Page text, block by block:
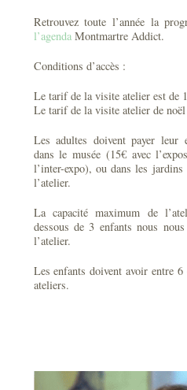
Retrouvez toute l’année la
l’agendaMontmartre Addict.
Conditions d’accès :
Le tarif de la visite atelier est de
Le tarif de la visite atelier de
Les adultes doivent payer leur
dans le musée (15€ avec
l’inter-expo), ou dans les
l’atelier.
La capacité maximum de
dessous de 3 enfants nous
l’atelier.
Les enfants doivent avoir entre
ateliers.